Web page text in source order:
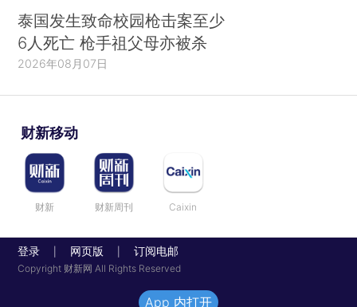
泰国发生致命校园枪击案至少
6人死亡 枪手祖父母亦被杀
2026年08月07日
财新移动
财新 财新周刊 Caixin
登录 网页版 订阅电邮
Copyright 财新网 All Rights Reserved
App 内打开